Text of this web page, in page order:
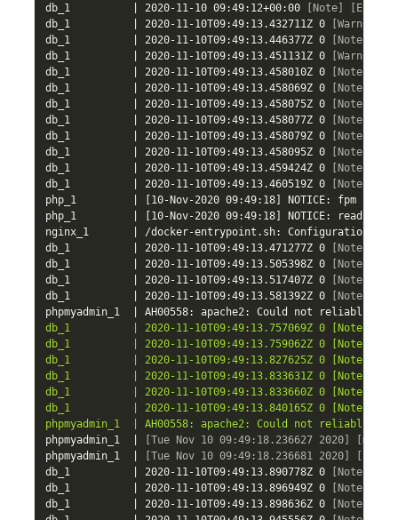
db_1
2020-11-10 09:49:12+00:00 [Note]
db_1
2020-11-10T09:49:13.432711Z 0 [Warning]
db_1
2020-11-10T09:49:13.446377Z 0 [Note]
db_1
2020-11-10T09:49:13.451131Z 0 [Warning]
db_1
2020-11-10T09:49:13.458010Z 0 [Note]
db_1
2020-11-10T09:49:13.458069Z 0 [Note]
db_1
2020-11-10T09:49:13.458075Z 0 [Note]
db_1
2020-11-10T09:49:13.458077Z 0 [Note]
db_1
2020-11-10T09:49:13.458079Z 0 [Note]
db_1
2020-11-10T09:49:13.458095Z 0 [Note]
db_1
2020-11-10T09:49:13.459424Z 0 [Note]
db_1
2020-11-10T09:49:13.460519Z 0 [Note]
php_1
10- Nov-2020 09:49:18
NOTICE: fpm is
php_1
10- Nov-2020 09:49:18
NOTICE: ready to
nginx_1
/docker-entrypoint . sh: Configuration
db_1
2020-11-10T09:49:13.471277Z 0 [Note]
db_1
2020-11-10T09:49:13.505398Z 0 [Note]
db_1
2020-11-10T09:49:13.517407Z 0 [Note]
db_1
2020-11-10T09:49:13.581392Z 0 [Note]
phpmyadmin_1
AH00558: apache2: Could not reliably
db_1          | 2020-11-10T09:49:13.757069Z 0 [Note]
db_1          | 2020-11-10T09:49:13.759062Z 0 [Note]
db_1          | 2020-11-10T09:49:13.827625Z 0 [Note]
db_1          | 2020-11-10T09:49:13.833631Z 0 [Note]
db_1          | 2020-11-10T09:49:13.833660Z 0 [Note]
db_1          | 2020-11-10T09:49:13.840165Z 0 [Note]
phpmyadmin_1  | AH00558: apache2: Could not reliably
phpmyadmin_1
[Tue Nov 10 09:49:18.236627 2020]
phpmyadmin_1
[Tue Nov 10 09:49:18.236681 2020]
db_1
2020-11-10T09:49:13.890778Z 0 [Note]
db_1
2020-11-10T09:49:13.896949Z 0 [Note]
db_1
2020-11-10T09:49:13.898636Z 0 [Note]